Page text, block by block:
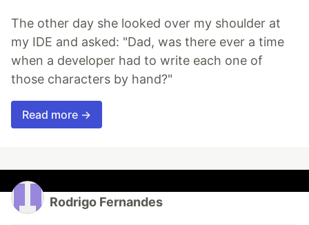
The other day she looked over my shoulder at
my IDE and asked: "Dad, was there ever a time
when a developer had to write each one of
those characters by hand?"
Read more →
Rodrigo Fernandes